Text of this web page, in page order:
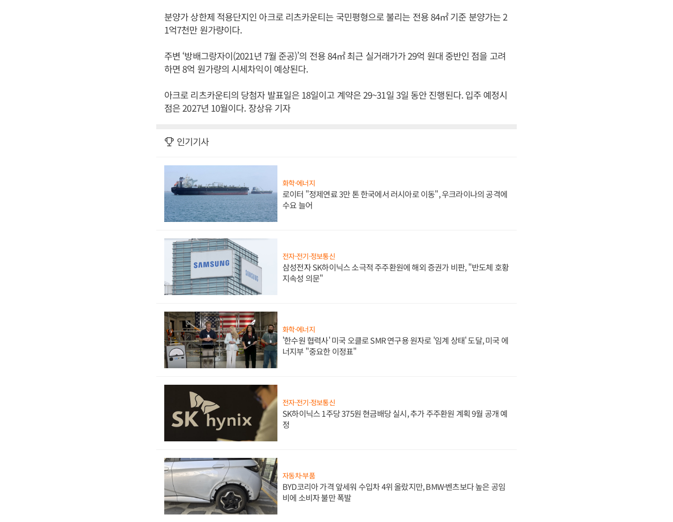
분양가 상한제 적용단지인 아크로 리츠카운티는 국민평형으로 불리는 전용 84㎡ 기준 분양가는 2
1억7천만 원가량이다.
주변 ‘방배그랑자이(2021년 7월 준공)’의 전용 84㎡ 최근 실거래가가 29억 원대 중반인 점을 고려
하면 8억 원가량의 시세차익이 예상된다.
아크로 리츠카운티의 당첨자 발표일은 18일이고 계약은 29~31일 3일 동안 진행된다. 입주 예정시
점은 2027년 10월이다. 장상유 기자
인기기사
화학·에너지
로이터 "정제연료 3만 톤 한국에서 러시아로 이동", 우크라이나의 공격에
수요 늘어
전자·전기·정보통신
삼성전자 SK하이닉스 소극적 주주환원에 해외 증권가 비판, "반도체 호황
지속성 의문"
화학·에너지
'한수원 협력사' 미국 오클로 SMR 연구용 원자로 '임계 상태' 도달, 미국 에
너지부 "중요한 이정표"
전자·전기·정보통신
SK하이닉스 1주당 375원 현금배당 실시, 추가 주주환원 계획 9월 공개 예
정
자동차·부품
BYD코리아 가격 앞세워 수입차 4위 올랐지만, BMW·벤츠보다 높은 공임
비에 소비자 불만 폭발